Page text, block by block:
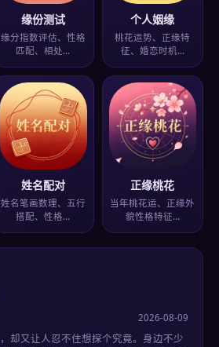
缘份测试
缘分指数评估、性格
匹配、相处…
个人姻缘
桃花运势、正缘特
征、婚恋时机…
姓名配对
姓名笔画数理、五行
搭配、性格…
正缘桃花
当年桃花运、正缘外
貌性格特征…
2026-08-09
却又让人忍不住想探个究竟。身边不少